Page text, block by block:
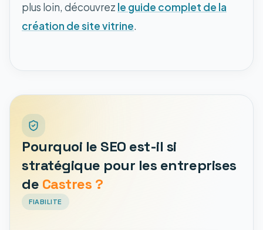
plus loin, découvrez le guide complet de la
création de site vitrine.
Pourquoi le SEO est-il si
stratégique pour les entreprises
de Castres ?
FIABILITE